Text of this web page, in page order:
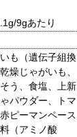
9gあたり
も（遺伝子組換
燥じゃがいも、
う、食塩、上新
パウダー、トマ
ピーマンペース
（アミノ酸